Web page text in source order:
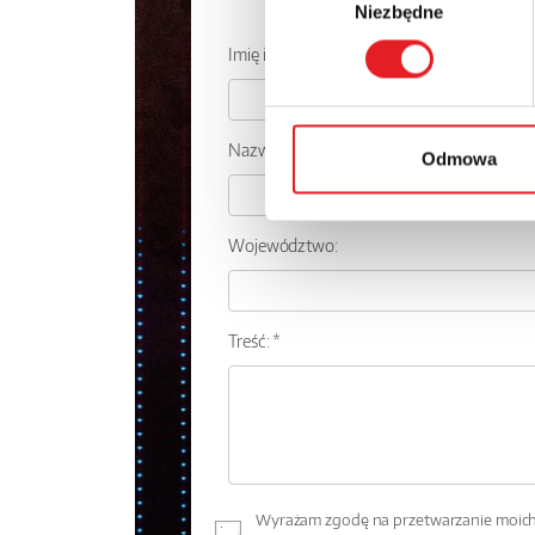
Niezbędne
Odmowa
Imię i nazwisko: *
Nazwa firmy:
Województwo:
Treść: *
Wyrażam zgodę na przetwarzanie